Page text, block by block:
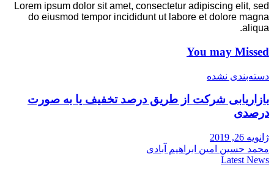
Lorem ipsum dolor sit amet, consectetur adipiscing elit, sed
do eiusmod tempor incididunt ut labore et dolore magna
aliqua.
You may Missed
دسته‌بندی نشده
بازاریابی شرکت از طریق درصد تخفیف یا به صورت
درصدی
ژانویه 26, 2019
محمد حسین امین ابراهیم آبادی
Latest News